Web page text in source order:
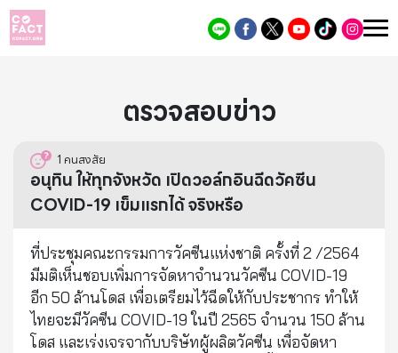
ตรวจสอบข่าว
1 คนสงสัย
อนุทิน ให้ทุกจังหวัด เปิดวอล์กอินฉีดวัคซีน
COVID-19 เข็มแรกได้ จริงหรือ
ที่ประชุมคณะกรรมการวัคซีนแห่งชาติ ครั้งที่ 2 /2564
มีมติเห็นชอบเพิ่มการจัดหาจำนวนวัคซีน COVID-19
อีก 50 ล้านโดส เพื่อเตรียมไว้ฉีดให้กับประชากร ทำให้
ไทยจะมีวัคซีน COVID-19 ในปี 2565 จำนวน 150 ล้าน
โดส และเร่งเจรจากับบริษัทผู้ผลิตวัคซีน เพื่อจัดหา